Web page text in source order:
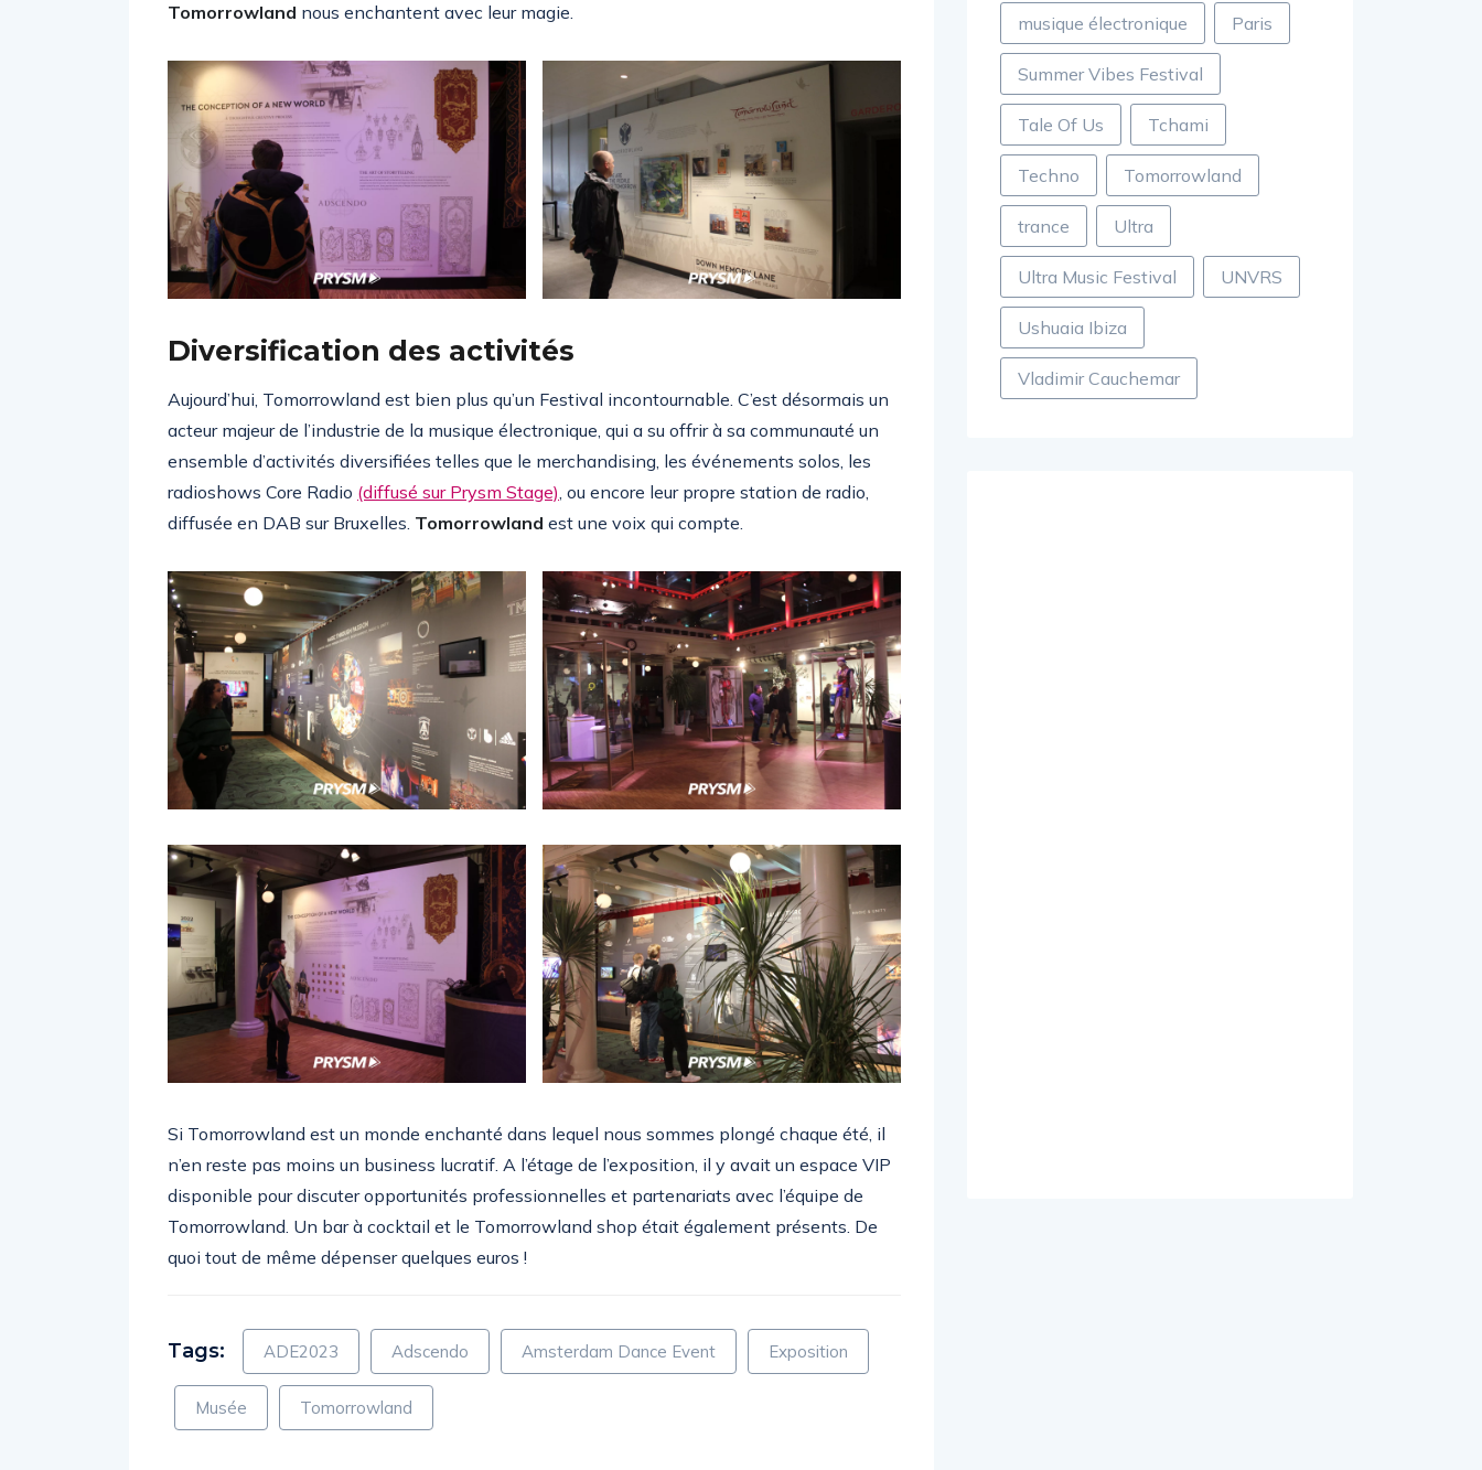
Tomorrowland nous enchantent avec leur magie.
Diversification des activités
Aujourd’hui, Tomorrowland est bien plus qu’un Festival incontournable. C’est désormais un
acteur majeur de l’industrie de la musique électronique, qui a su offrir à sa communauté un
ensemble d’activités diversifiées telles que le merchandising, les événements solos, les
radioshows Core Radio (diffusé sur Prysm Stage), ou encore leur propre station de radio,
diffusée en DAB sur Bruxelles. Tomorrowland est une voix qui compte.
Si Tomorrowland est un monde enchanté dans lequel nous sommes plongé chaque été, il
n’en reste pas moins un business lucratif. A l’étage de l’exposition, il y avait un espace VIP
disponible pour discuter opportunités professionnelles et partenariats avec l’équipe de
Tomorrowland. Un bar à cocktail et le Tomorrowland shop était également présents. De
quoi tout de même dépenser quelques euros !
Tags: ADE2023 Adscendo Amsterdam Dance Event Exposition
Musée Tomorrowland
musique électronique Paris
Summer Vibes Festival
Tale Of Us Tchami
Techno Tomorrowland
trance Ultra
Ultra Music Festival UNVRS
Ushuaia Ibiza
Vladimir Cauchemar